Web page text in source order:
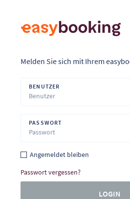
Melden Sie sich mit Ihrem
BENUTZER
PASSWORT
Angemeldet bleiben
Passwort vergessen?
LOGIN